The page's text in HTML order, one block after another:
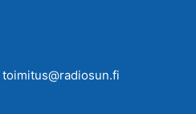
toimitus@radiosun.fi